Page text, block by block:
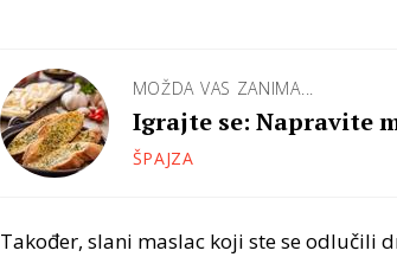
MOŽDA VAS ZANIMA...
Igrajte se: Napravite
ŠPAJZA
Također, slani maslac koji ste se odlučili